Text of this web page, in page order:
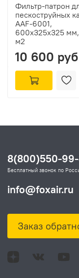
Фильтр-патрон
пескоструйных
AAF-6001,
600х325х325
м2
10 600 руб
8(800)550-99-
Бесплатный звонок по
info@foxair.ru
Заказ